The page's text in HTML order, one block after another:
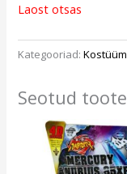
Laost otsas
Kategooriad:
Seotud